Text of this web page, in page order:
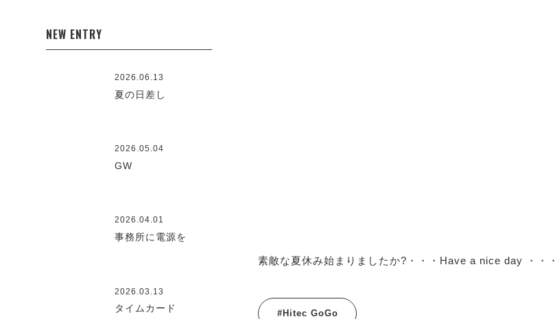
素敵な夏休み始まりましたか?・・・Have a nice day ・・・
#Hitec GoGo
NEW ENTRY
2026.06.13
夏の日差し
2026.05.04
GW
2026.04.01
事務所に電源を
2026.03.13
タイムカード